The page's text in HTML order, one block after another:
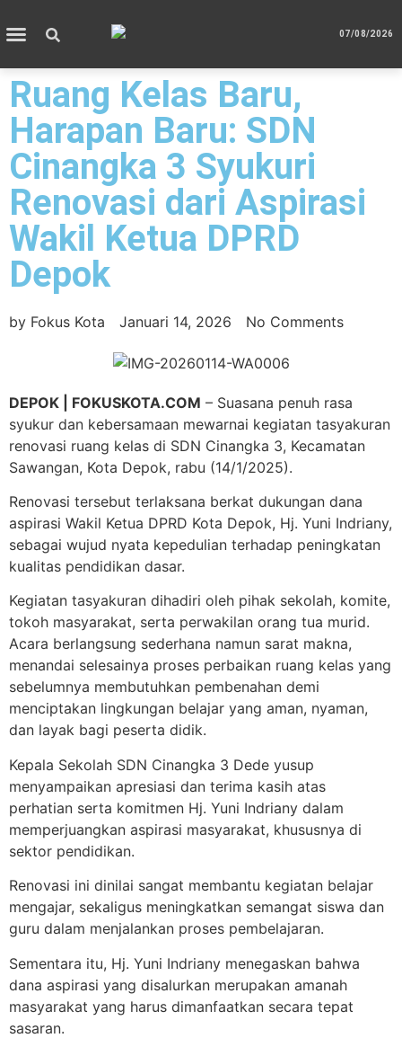
07/08/2026
Ruang Kelas Baru,
Harapan Baru: SDN
Cinangka 3 Syukuri
Renovasi dari Aspirasi
Wakil Ketua DPRD
Depok
by Fokus Kota Januari 14, 2026 No Comments
DEPOK | FOKUSKOTA.COM – Suasana penuh rasa
syukur dan kebersamaan mewarnai kegiatan tasyakuran
renovasi ruang kelas di SDN Cinangka 3, Kecamatan
Sawangan, Kota Depok, rabu (14/1/2025).
Renovasi tersebut terlaksana berkat dukungan dana
aspirasi Wakil Ketua DPRD Kota Depok, Hj. Yuni Indriany,
sebagai wujud nyata kepedulian terhadap peningkatan
kualitas pendidikan dasar.
Kegiatan tasyakuran dihadiri oleh pihak sekolah, komite,
tokoh masyarakat, serta perwakilan orang tua murid.
Acara berlangsung sederhana namun sarat makna,
menandai selesainya proses perbaikan ruang kelas yang
sebelumnya membutuhkan pembenahan demi
menciptakan lingkungan belajar yang aman, nyaman,
dan layak bagi peserta didik.
Kepala Sekolah SDN Cinangka 3 Dede yusup
menyampaikan apresiasi dan terima kasih atas
perhatian serta komitmen Hj. Yuni Indriany dalam
memperjuangkan aspirasi masyarakat, khususnya di
sektor pendidikan.
Renovasi ini dinilai sangat membantu kegiatan belajar
mengajar, sekaligus meningkatkan semangat siswa dan
guru dalam menjalankan proses pembelajaran.
Sementara itu, Hj. Yuni Indriany menegaskan bahwa
dana aspirasi yang disalurkan merupakan amanah
masyarakat yang harus dimanfaatkan secara tepat
sasaran.